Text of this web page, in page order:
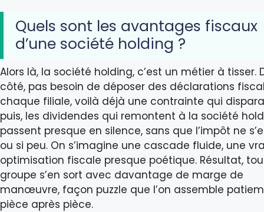
Quels sont les avantages fiscaux
d’une société holding ?
Alors là, la société holding, c’est un métier à tisser.
côté, pas besoin de déposer des déclarations
chaque filiale, voilà déjà une contrainte qui
puis, les dividendes qui remontent à la société
passent presque en silence, sans que l’impôt ne
ou si peu. On s’imagine une cascade fluide, une
optimisation fiscale presque poétique. Résultat,
groupe s’en sort avec davantage de marge de
manœuvre, façon puzzle que l’on assemble
pièce après pièce.